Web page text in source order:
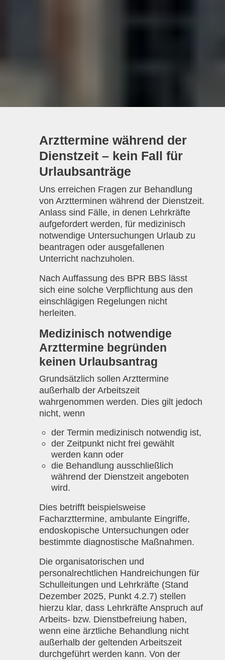
Arzttermine während der
Dienstzeit – kein Fall für
Urlaubsanträge
Uns erreichen Fragen zur Behandlung
von Arztterminen während der Dienstzeit.
Anlass sind Fälle, in denen Lehrkräfte
aufgefordert werden, für medizinisch
notwendige Untersuchungen Urlaub zu
beantragen oder ausgefallenen
Unterricht nachzuholen.
Nach Auffassung des BPR BBS lässt
sich eine solche Verpflichtung aus den
einschlägigen Regelungen nicht
herleiten.
Medizinisch notwendige
Arzttermine begründen
keinen Urlaubsantrag
Grundsätzlich sollen Arzttermine
außerhalb der Arbeitszeit
wahrgenommen werden. Dies gilt jedoch
nicht, wenn
der Termin medizinisch notwendig ist,
der Zeitpunkt nicht frei gewählt
werden kann oder
die Behandlung ausschließlich
während der Dienstzeit angeboten
wird.
Dies betrifft beispielsweise
Facharzttermine, ambulante Eingriffe,
endoskopische Untersuchungen oder
bestimmte diagnostische Maßnahmen.
Die organisatorischen und
personalrechtlichen Handreichungen für
Schulleitungen und Lehrkräfte (Stand
Dezember 2025, Punkt 4.2.7) stellen
hierzu klar, dass Lehrkräfte Anspruch auf
Arbeits- bzw. Dienstbefreiung haben,
wenn eine ärztliche Behandlung nicht
außerhalb der geltenden Arbeitszeit
durchgeführt werden kann. Von der